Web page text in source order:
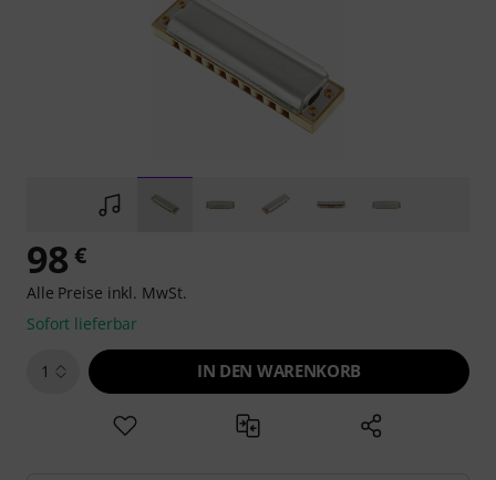
98 €
Alle Preise inkl. MwSt.
Sofort lieferbar
1 IN DEN WARENKORB